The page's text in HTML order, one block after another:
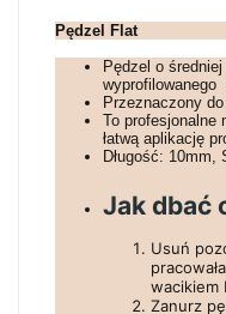
Pędzel Flat
Pędzel o
wyprofilowanego
Przeznaczony
To profesjonalne
łatwą aplikację
Długość: 10mm,
Jak dbać
Usuń
wacikiem
Zanurz